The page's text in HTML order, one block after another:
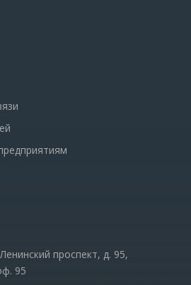
проспект, д. 95,
95